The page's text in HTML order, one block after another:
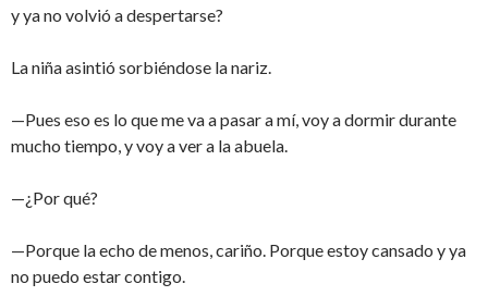
y ya no volvió a despertarse?
La niña asintió sorbiéndose la nariz.
—Pues eso es lo que me va a pasar a mí, voy a dormir durante
mucho tiempo, y voy a ver a la abuela.
—¿Por qué?
—Porque la echo de menos, cariño. Porque estoy cansado y ya
no puedo estar contigo.